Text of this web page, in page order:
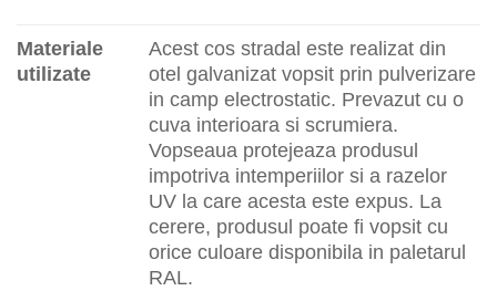
Materiale
utilizate
Acest cos stradal este realizat din
otel galvanizat vopsit prin pulverizare
in camp electrostatic. Prevazut cu o
cuva interioara si scrumiera.
Vopseaua protejeaza produsul
impotriva intemperiilor si a razelor
UV la care acesta este expus. La
cerere, produsul poate fi vopsit cu
orice culoare disponibila in paletarul
RAL.